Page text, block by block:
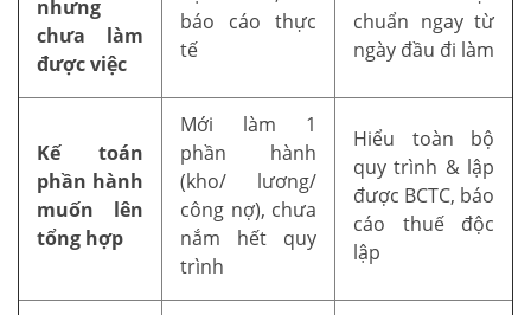
nhưng
chưa làm
được việc
báo cáo thực
tế
chuẩn ngay từ
ngày đầu đi làm
Kế toán
phần hành
muốn lên
tổng hợp
Mới làm 1
phần hành
(kho/ lương/
công nợ), chưa
nắm hết quy
trình
Hiểu toàn bộ
quy trình & lập
được BCTC, báo
cáo thuế độc
lập